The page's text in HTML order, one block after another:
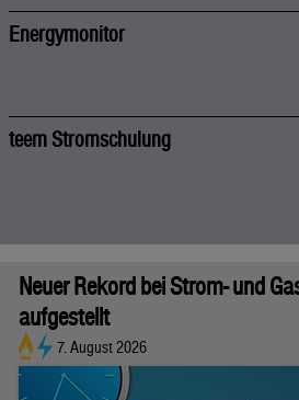
Energymonitor
teem Stromschulung
Neuer Rekord bei Strom- und
aufgestellt
7. August 2026